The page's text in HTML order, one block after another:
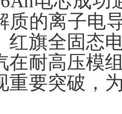
质的离子电
红旗全固态
在耐高压模
重要突破，